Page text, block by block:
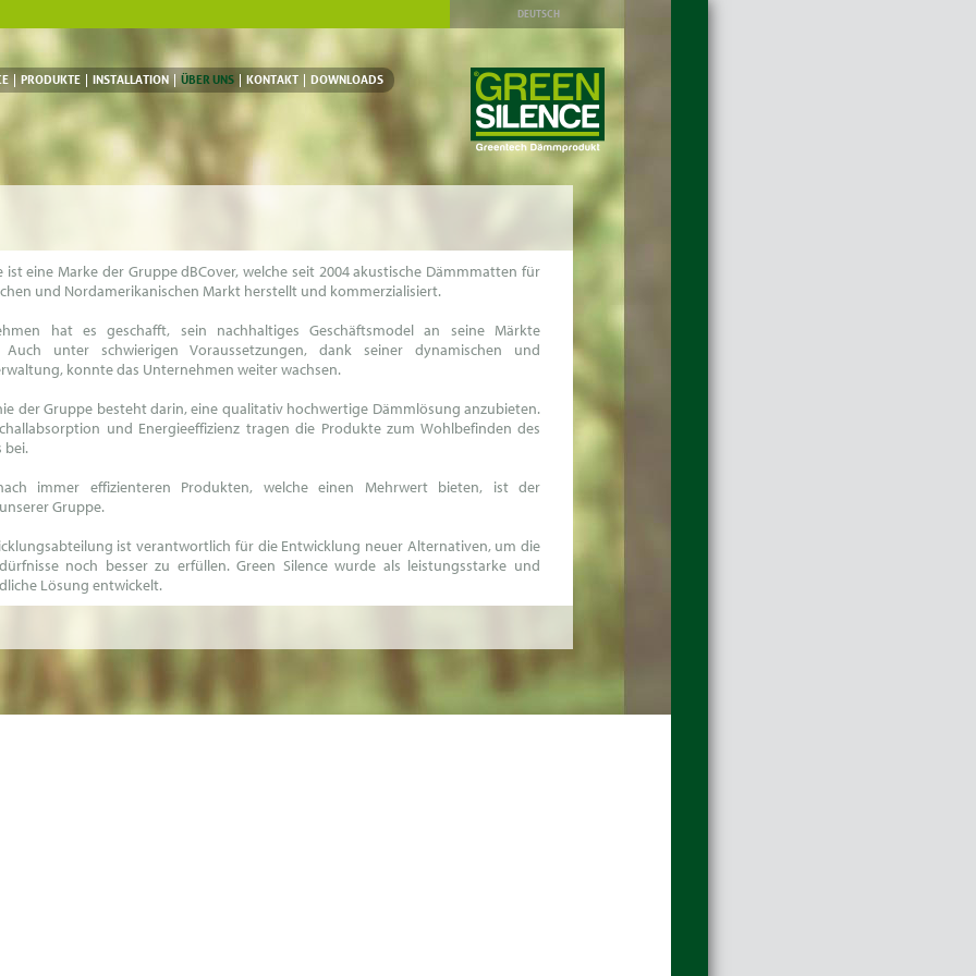
DEUTSCH
PRODUKTE INSTALLATION ÜBER UNS KONTAKT DOWNLOADS
PRODUKTE INSTALLATION ÜBER UNS KONTAKT DOWNLOADS
ist eine Marke der Gruppe dBCover, welche seit 2004 akustische Dämmmatten für
und Nordamerikanischen Markt herstellt und kommerzialisiert.
hat es geschafft, sein nachhaltiges Geschäftsmodel an seine Märkte
Auch unter schwierigen Voraussetzungen, dank seiner dynamischen und
konnte das Unternehmen weiter wachsen.
der Gruppe besteht darin, eine qualitativ hochwertige Dämmlösung anzubieten.
und Energieeffizienz tragen die Produkte zum Wohlbefinden des
bei.
immer effizienteren Produkten, welche einen Mehrwert bieten, ist der
Gruppe.
ist verantwortlich für die Entwicklung neuer Alternativen, um die
noch besser zu erfüllen. Green Silence wurde als leistungsstarke und
Lösung entwickelt.